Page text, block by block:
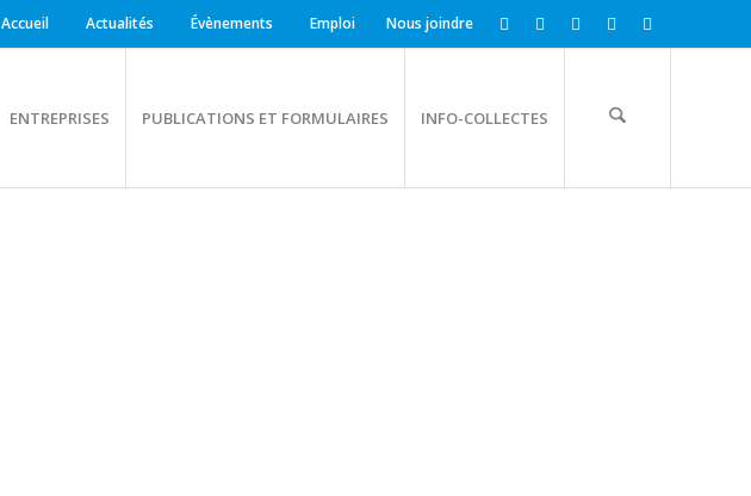
Accueil Actualités Évènements Emploi Nous joindre
ENTREPRISES PUBLICATIONS ET FORMULAIRES INFO-COLLECTES